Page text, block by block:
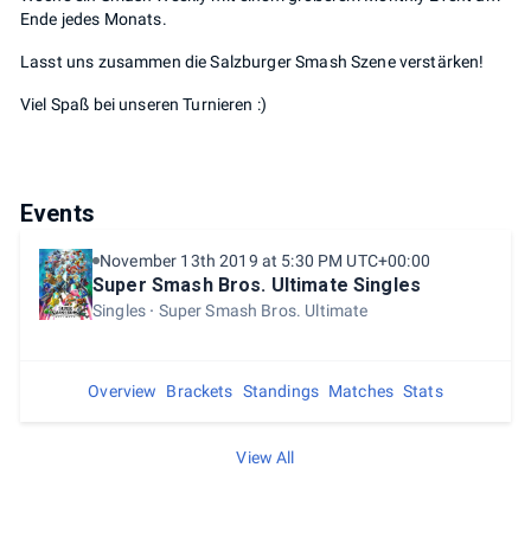
Ende jedes Monats.
Lasst uns zusammen die Salzburger Smash Szene verstärken!
Viel Spaß bei unseren Turnieren :)
Events
November 13th 2019 at 5:30 PM UTC+00:00
Super Smash Bros. Ultimate Singles
Singles Super Smash Bros. Ultimate
Overview Brackets Standings Matches Stats
View All